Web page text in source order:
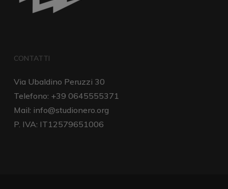
CONTATTI
Via Ubaldino Peruzzi 30
Telefono: +39 0645555371
Mail: info@studionero.org
P. IVA: IT12579651006